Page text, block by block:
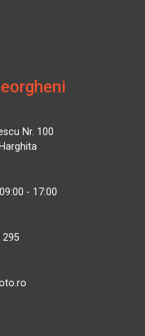
Nr. 100
- 17:00
295